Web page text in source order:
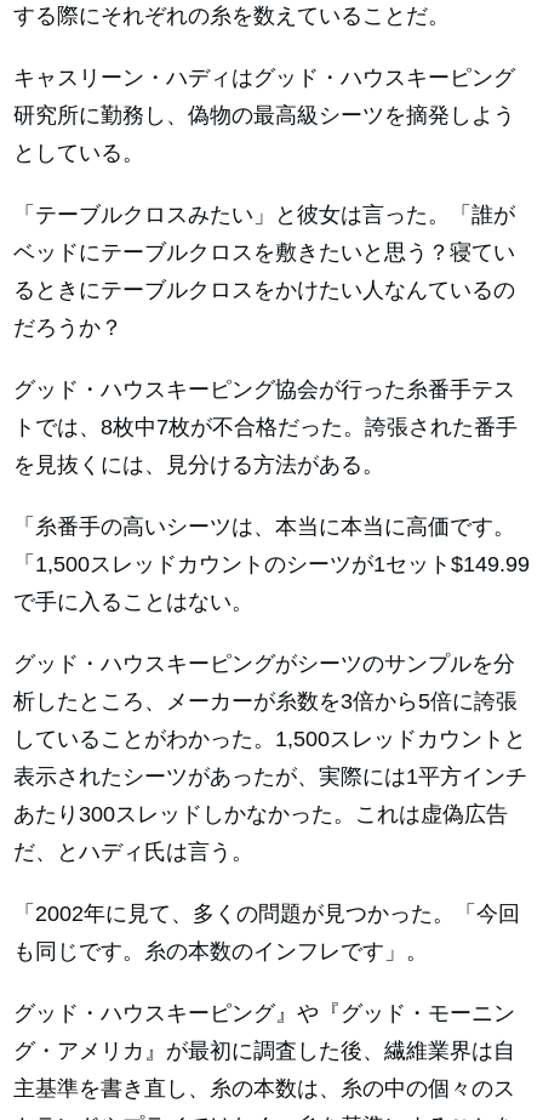
する際にそれぞれの糸を数えていることだ。
キャスリーン・ハディはグッド・ハウスキーピング
研究所に勤務し、偽物の最高級シーツを摘発しよう
としている。
「テーブルクロスみたい」と彼女は言った。「誰が
ベッドにテーブルクロスを敷きたいと思う？寝てい
るときにテーブルクロスをかけたい人なんているの
だろうか？
グッド・ハウスキーピング協会が行った糸番手テス
トでは、8枚中7枚が不合格だった。誇張された番手
を見抜くには、見分ける方法がある。
「糸番手の高いシーツは、本当に本当に高価です。
「1,500スレッドカウントのシーツが1セット$149.99
で手に入ることはない。
グッド・ハウスキーピングがシーツのサンプルを分
析したところ、メーカーが糸数を3倍から5倍に誇張
していることがわかった。1,500スレッドカウントと
表示されたシーツがあったが、実際には1平方インチ
あたり300スレッドしかなかった。これは虚偽広告
だ、とハディ氏は言う。
「2002年に見て、多くの問題が見つかった。「今回
も同じです。糸の本数のインフレです」。
グッド・ハウスキーピング』や『グッド・モーニン
グ・アメリカ』が最初に調査した後、繊維業界は自
主基準を書き直し、糸の本数は、糸の中の個々のス